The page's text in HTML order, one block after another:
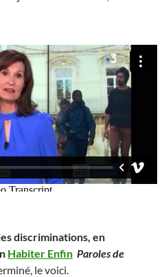
discriminations, en
Habiter Enfin Paroles de
le voici.